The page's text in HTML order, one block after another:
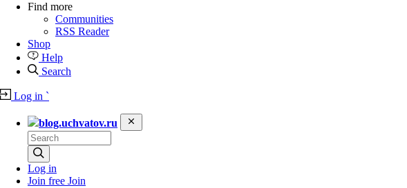
Find more
Communities
RSS Reader
Shop
Help
Search
Log in `
blog.uchvatov.ru
Log in
Join free Join